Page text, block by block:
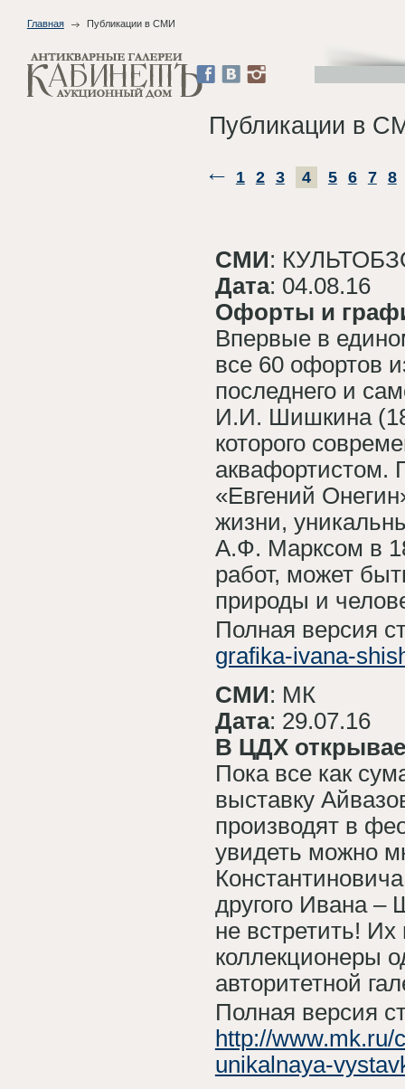
Главная Публикации в СМИ
Публикации в
1 2 3 4 5 6 7 8
СМИ:
Дата: 04.08.16
Офорты и
Впервые в
все 60 офортов
последнего и
И.И. Шишкина
которого
аквафортистом.
«Евгений
жизни,
А.Ф. Марксом в
работ, может
природы и
Полная версия
grafika-ivana-
СМИ: МК
Дата: 29.07.16
В ЦДХ
Пока все как
выставку
производят в
увидеть можно
другого Ивана –
не встретить!
коллекционеры
авторитетной
Полная версия
http://www.mk.ru/
unikalnaya-